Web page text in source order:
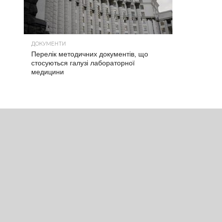
ДОКУМЕНТИ
Перелік методичних документів, що
стосуються галузі лабораторної
медицини